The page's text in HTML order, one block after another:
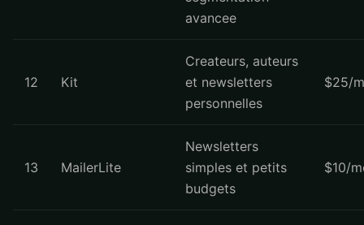
avancee
12 Kit
Createurs, auteurs
et newsletters
personnelles
$25/
13 MailerLite
Newsletters
simples et petits
budgets
$10/